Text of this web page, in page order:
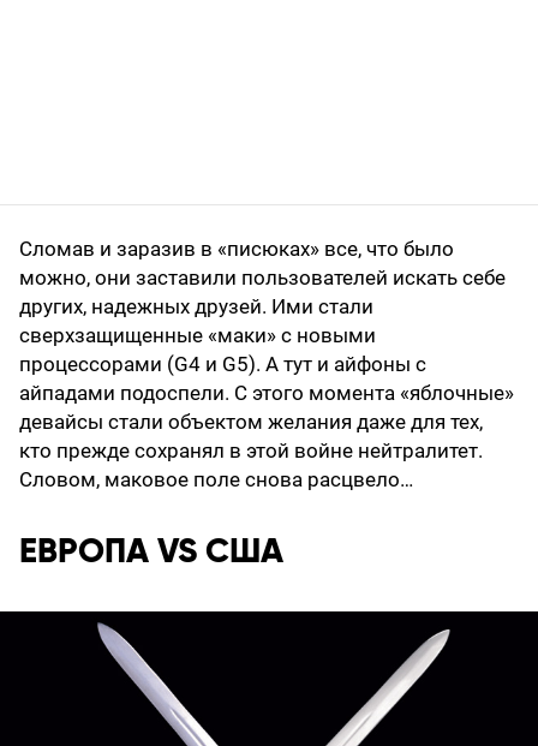
Сломав и заразив в «писюках» все, что было
можно, они заставили пользователей искать себе
других, надежных друзей. Ими стали
сверхзащищенные «маки» с новыми
процессорами (G4 и G5). А тут и айфоны с
айпадами подоспели. С этого момента «яблочные»
девайсы стали объектом желания даже для тех,
кто прежде сохранял в этой войне нейтралитет.
Словом, маковое поле снова расцвело…
ЕВРОПА VS США